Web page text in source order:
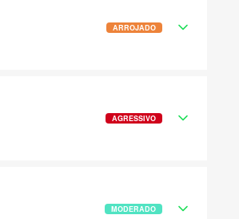
ARROJADO
AGRESSIVO
MODERADO